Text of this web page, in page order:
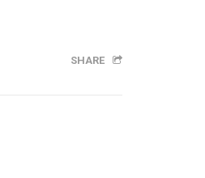
SHARE